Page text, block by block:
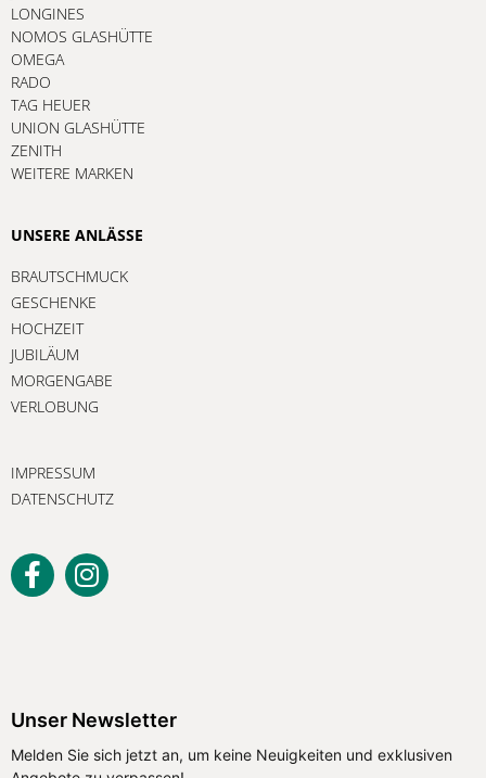
LONGINES
NOMOS GLASHÜTTE
OMEGA
RADO
TAG HEUER
UNION GLASHÜTTE
ZENITH
WEITERE MARKEN
UNSERE ANLÄSSE
BRAUTSCHMUCK
GESCHENKE
HOCHZEIT
JUBILÄUM
MORGENGABE
VERLOBUNG
IMPRESSUM
DATENSCHUTZ
Unser Newsletter
Melden Sie sich jetzt an, um keine Neuigkeiten und exklusiven